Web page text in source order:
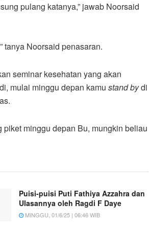
pulang katanya,” jawab Noorsaid
tanya Noorsaid penasaran.
seminar kesehatan yang akan
mulai minggu depan kamu stand bydi
piket minggu depan Bu, mungkin beliau
Puisi-puisi Puti Fathiya Azzahra dan
Ulasannya oleh Ragdi F Daye
MINGGU, 01/6/25 | 06:46 WIB